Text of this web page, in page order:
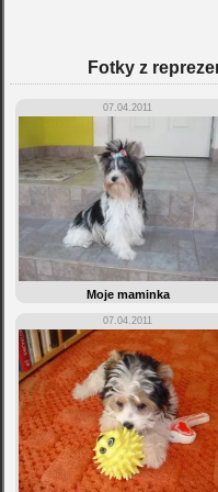
Fotky z
07.04.2011
Moje maminka
07.04.2011